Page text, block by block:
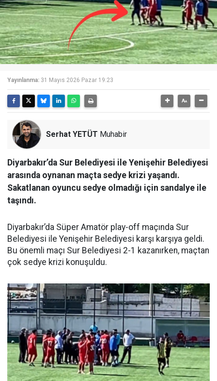
Yayınlanma: 31 Mayıs 2026 Pazar 19:23
Serhat YETÜT Muhabir
Diyarbakır’da Sur Belediyesi ile Yenişehir Belediyesi
arasında oynanan maçta sedye krizi yaşandı.
Sakatlanan oyuncu sedye olmadığı için sandalye ile
taşındı.
Diyarbakır’da Süper Amatör play-off maçında Sur
Belediyesi ile Yenişehir Belediyesi karşı karşıya geldi.
Bu önemli maçı Sur Belediyesi 2-1 kazanırken, maçtan
çok sedye krizi konuşuldu.